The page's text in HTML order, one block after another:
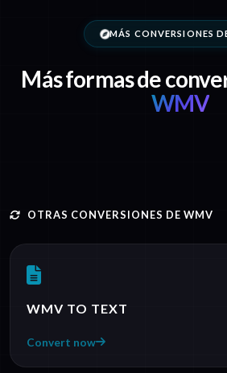
MÁS CONVERSIONES
Más formas de
WMV
OTRAS CONVERSIONES DE WMV
WMV TO TEXT
Convert now